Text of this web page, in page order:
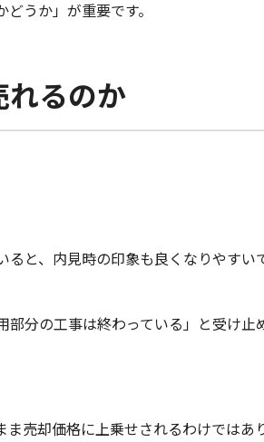
うか」が重要です。
れるのか
と、内見時の印象も良くなりやすい
部分の工事は終わっている」と受け止
売却価格に上乗せされるわけではあ